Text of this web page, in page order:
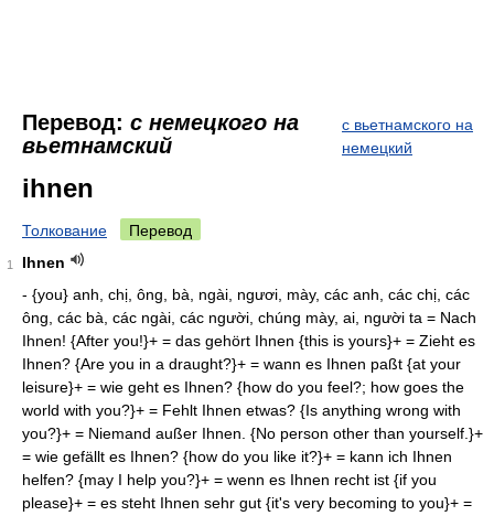
Перевод: с немецкого на
вьетнамский
с вьетнамского на
немецкий
ihnen
Толкование Перевод
1
Ihnen
- {you} anh, chị, ông, bà, ngài, ngươi, mày, các anh, các chị, các
ông, các bà, các ngài, các người, chúng mày, ai, người ta = Nach
Ihnen! {After you!}+ = das gehört Ihnen {this is yours}+ = Zieht es
Ihnen? {Are you in a draught?}+ = wann es Ihnen paßt {at your
leisure}+ = wie geht es Ihnen? {how do you feel?; how goes the
world with you?}+ = Fehlt Ihnen etwas? {Is anything wrong with
you?}+ = Niemand außer Ihnen. {No person other than yourself.}+
= wie gefällt es Ihnen? {how do you like it?}+ = kann ich Ihnen
helfen? {may I help you?}+ = wenn es Ihnen recht ist {if you
please}+ = es steht Ihnen sehr gut {it's very becoming to you}+ =